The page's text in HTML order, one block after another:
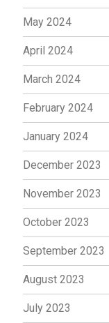
May 2024
April 2024
March 2024
February 2024
January 2024
December 2023
November 2023
October 2023
September 2023
August 2023
July 2023